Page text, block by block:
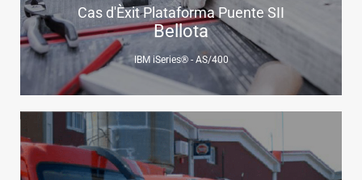
Cas d'Èxit Plataforma Puente SII
Bellota
IBM iSeries® - AS/400